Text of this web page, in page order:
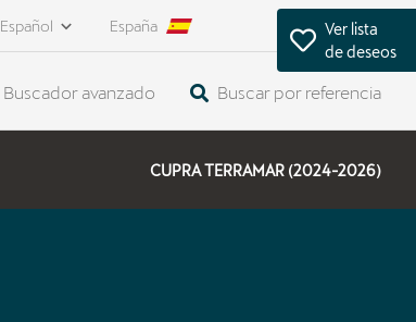
Español España
Buscador avanzado Buscar por referencia
Ver lista
de deseos
CUPRA TERRAMAR (2024-2026)